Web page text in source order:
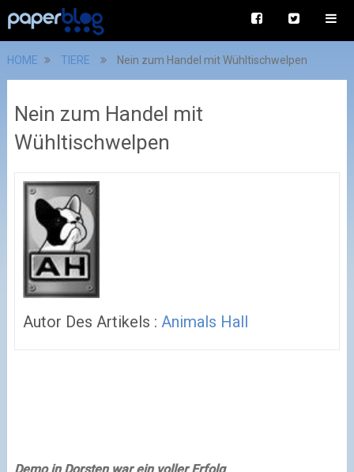
HOME TIERE Nein zum Handel mit Wühltischwelpen
Nein zum Handel mit
Wühltischwelpen
Autor Des Artikels : Animals Hall